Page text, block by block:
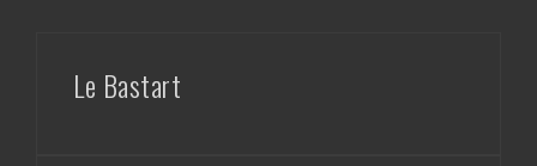
Le Bastart